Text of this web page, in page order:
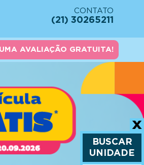
CONTATO
(21) 30265211
AVALIAÇÃO GRATUITA!
BUSCAR
UNIDADE